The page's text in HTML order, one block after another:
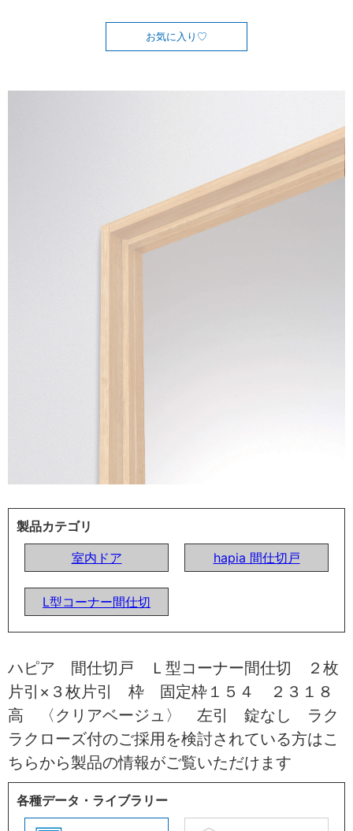
お気に入り
製品カテゴリ
室内ドア
hapia 間仕切戸
L型コーナー間仕切
ハピア 間仕切戸 Ｌ型コーナー間仕切 ２枚
片引×３枚片引 枠 固定枠１５４ ２３１８
高 〈クリアベージュ〉 左引 錠なし ラク
ラクローズ付のご採用を検討されている方はこ
ちらから製品の情報がご覧いただけます
各種データ・ライブラリー